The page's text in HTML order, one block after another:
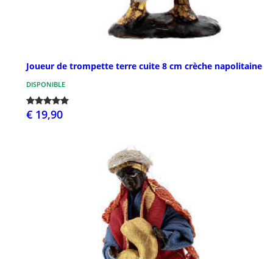
Joueur de trompette terre cuite 8 cm crèche napolitaine
DISPONIBLE
€ 19,90